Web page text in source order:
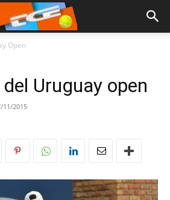
Open
Uruguay open
11/2015